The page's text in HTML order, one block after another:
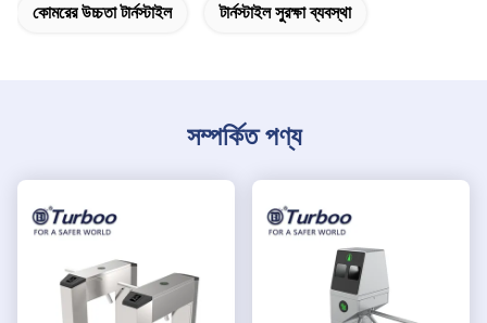
কোমরের উচ্চতা টার্নস্টাইল টার্নস্টাইল সুরক্ষা ব্যবস্থা
সম্পর্কিত পণ্য